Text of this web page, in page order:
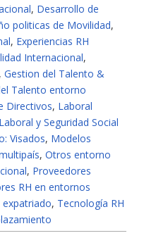
, Desarrollo de
politicas de Movilidad,
, Experiencias RH
Internacional,
, Gestion del Talento &
Talento entorno
Directivos, Laboral
Laboral y Seguridad Social
Visados, Modelos
, Otros entorno
, Proveedores
RH en entornos
, Tecnología RH